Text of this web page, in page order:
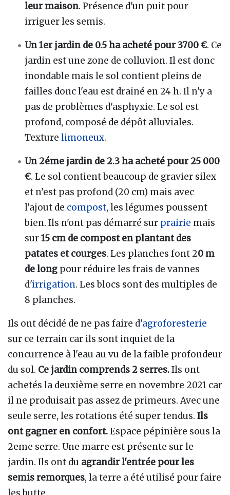
leur maison. Présence d'un puit pour
irriguer les semis.
Un 1er jardin de 0.5 ha acheté pour 3700 €. Ce
jardin est une zone de colluvion. Il est donc
inondable mais le sol contient pleins de
failles donc l'eau est drainé en 24 h. Il n'y a
pas de problèmes d'asphyxie. Le sol est
profond, composé de dépôt alluviales.
Texturelimoneux.
Un 2éme jardin de 2.3 ha acheté pour 25 000
€. Le sol contient beaucoup de gravier silex
et n'est pas profond (20 cm) mais avec
l'ajout de compost, les légumes poussent
bien. Ils n'ont pas démarré sur prairie mais
sur15 cm de compost en plantant des
patates et courges. Les planches font 20 m
de long pour réduire les frais de vannes
d'irrigation. Les blocs sont des multiples de
8 planches.
Ils ont décidé de ne pas faire d'agroforesterie
sur ce terrain car ils sont inquiet de la
concurrence à l'eau au vu de la faible profondeur
du sol. Ce jardin comprends 2 serres.Ils ont
achetés la deuxième serre en novembre 2021 car
il ne produisait pas assez de primeurs. Avec une
seule serre, les rotations été super tendus. Ils
ont gagner en confort.Espace pépinière sous la
2eme serre. Une marre est présente sur le
jardin. Ils ont du agrandir l'entrée pour les
semis remorques, la terre a été utilisé pour faire